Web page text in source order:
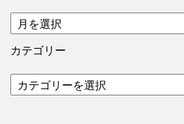
ア
ー
カ
ブ
カテゴリー
テ